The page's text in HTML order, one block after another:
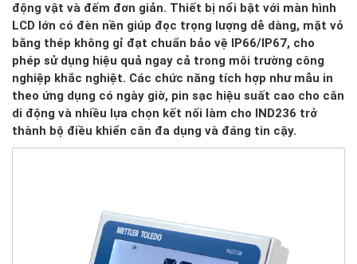
động vật và đếm đơn giản. Thiết bị nổi bật với màn hình
LCD lớn có đèn nền giúp đọc trọng lượng dễ dàng, mặt vỏ
bằng thép không gỉ đạt chuẩn bảo vệ IP66/IP67, cho
phép sử dụng hiệu quả ngay cả trong môi trường công
nghiệp khắc nghiệt. Các chức năng tích hợp như mẫu in
theo ứng dụng có ngày giờ, pin sạc hiệu suất cao cho cân
di động và nhiều lựa chọn kết nối làm cho IND236 trở
thành bộ điều khiển cân đa dụng và đáng tin cậy.